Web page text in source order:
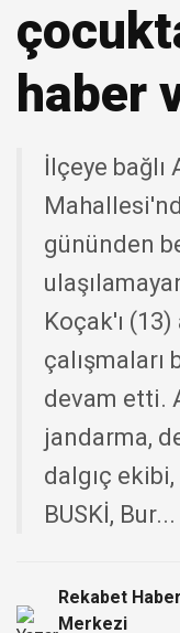
haber
İlçeye bağlı
gününden
Koçak'ı
çalışmaları
devam etti.
jandarma,
dalgıç ekibi,
BUSKİ, Bur...
Rekabet Haber
Merkezi